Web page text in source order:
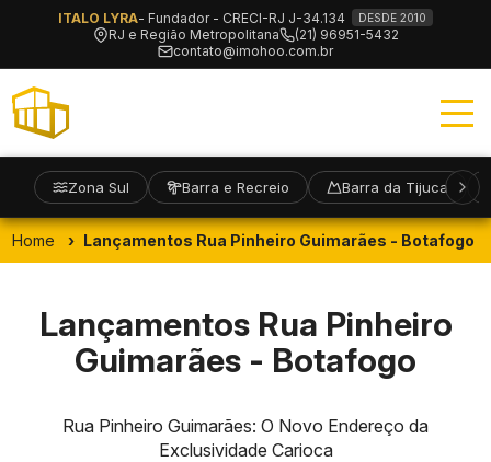
ITALO LYRA- Fundador - CRECI-RJ J-34.134 DESDE 2010
RJ e Região Metropolitana
(21) 96951-5432
contato@imohoo.com.br
Zona Sul Barra e Recreio Barra da Tijuca
Home Lançamentos Rua Pinheiro Guimarães - Botafogo
Lançamentos Rua Pinheiro
Guimarães - Botafogo
Rua Pinheiro Guimarães: O Novo Endereço da
Exclusividade Carioca